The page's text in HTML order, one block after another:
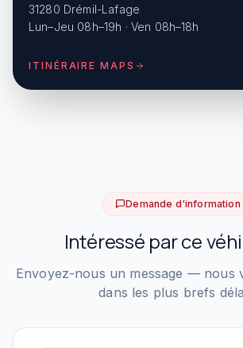
31280 Drémil-Lafage
Lun–Jeu 08h–19h · Ven 08h–18h
ITINÉRAIRE MAPS
Demande d'information
Intéressé par ce
Envoyez-nous un message — nous
dans les plus brefs